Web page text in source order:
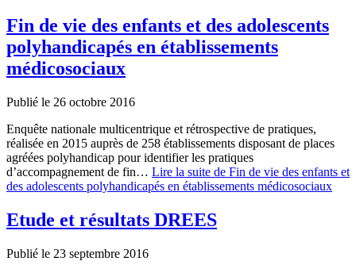
Fin de vie des enfants et des adolescents
polyhandicapés en établissements
médicosociaux
Publié le 26 octobre 2016
Enquête nationale multicentrique et rétrospective de pratiques,
réalisée en 2015 auprès de 258 établissements disposant de places
agréées polyhandicap pour identifier les pratiques
d’accompagnement de fin… Lire la suite de Fin de vie des enfants et
des adolescents polyhandicapés en établissements médicosociaux
Etude et résultats DREES
Publié le 23 septembre 2016